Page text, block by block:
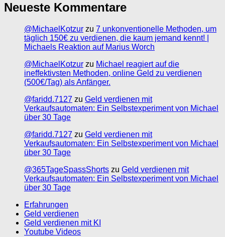
Neueste Kommentare
@MichaelKotzur zu 7 unkonventionelle Methoden, um
täglich 150€ zu verdienen, die kaum jemand kennt! |
Michaels Reaktion auf Marius Worch
@MichaelKotzur zu Michael reagiert auf die
ineffektivsten Methoden, online Geld zu verdienen
(500€/Tag) als Anfänger.
@faridd.7127 zu Geld verdienen mit
Verkaufsautomaten: Ein Selbstexperiment von Michael
über 30 Tage
@faridd.7127 zu Geld verdienen mit
Verkaufsautomaten: Ein Selbstexperiment von Michael
über 30 Tage
@365TageSpassShorts zu Geld verdienen mit
Verkaufsautomaten: Ein Selbstexperiment von Michael
über 30 Tage
Erfahrungen
Geld verdienen
Geld verdienen mit KI
Youtube Videos